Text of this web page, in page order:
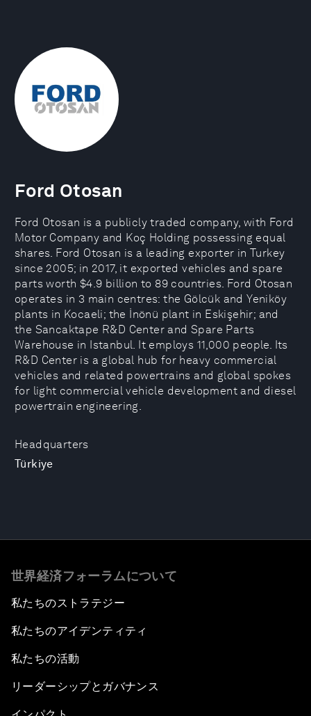
Headquarters
Türkiye
Ford Otosan
Ford Otosan is a publicly traded company, with Ford
Motor Company and Koç Holding possessing equal
shares. Ford Otosan is a leading exporter in Turkey
since 2005; in 2017, it exported vehicles and spare
parts worth $4.9 billion to 89 countries. Ford Otosan
operates in 3 main centres: the Gölcük and Yeniköy
plants in Kocaeli; the İnönü plant in Eskişehir; and
the Sancaktape R&D Center and Spare Parts
Warehouse in Istanbul. It employs 11,000 people. Its
R&D Center is a global hub for heavy commercial
vehicles and related powertrains and global spokes
for light commercial vehicle development and diesel
powertrain engineering.
世界経済フォーラムについて
私たちのストラテジー
私たちのアイデンティティ
私たちの活動
リーダーシップとガバナンス